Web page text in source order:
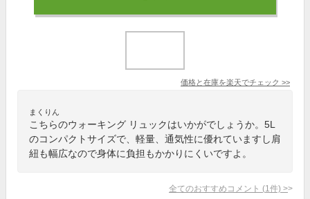
価格と在庫を楽天でチェック >>
まくりん
こちらのウォーキング リュックはいかがでしょうか。5L
のコンパクトサイズで、軽量、通気性に優れていますし肩
紐も幅広なので身体に負担もかかりにくいですよ。
全てのおすすめコメント (1 件) >